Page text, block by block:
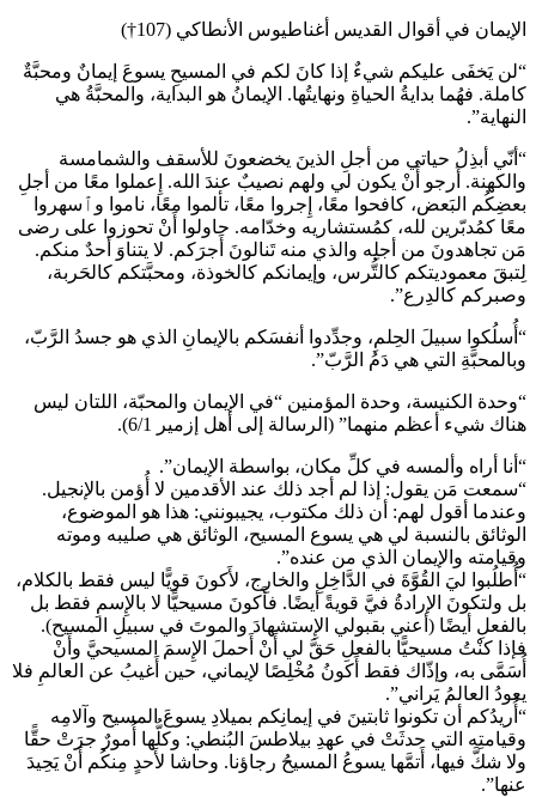
الإيمان في أقوال القديس أغناطيوس الأنطاكي (107†)
“لن يَخفَى عليكم شيءٌ إذا كانَ لكم في المسيحِ يسوعَ إيمانٌ ومحبَّةٌ
كاملة. فهُما بدايةُ الحياةِ ونهايتُها. الإيمانُ هو البداية، والمحبَّةُ هي
النهاية”.
“أنّي أبذِلُ حياتي من أجلِ الذينَ يخضعونَ للأسقف والشمامسة
والكهنة. أَرجو أَنْ يكون لي ولهم نصيبٌ عندَ الله. إِعملوا معًا من أجلِ
بعضِكُم البَعض، كافحوا معًا، إِجروا معًا، تألموا معًا، ناموا وٱسهروا
معًا كمُدبّرين لله، كمُستشاريه وخدّامه. حاولوا أَنْ تحوزوا على رضى
مَن تجاهدونَ من أجلِه والذي منه تَنالونَ أَجرَكم. لا يتناوَ أحدٌ منكم.
لِتبقَ معموديتكم كالتُّرس، وإيمانكم كالخوذة، ومحبَّتكم كالحَربة،
وصبركم كالدِرع”.
“أُسلُكوا سبيلَ الحِلمِ، وجدِّدوا أنفسَكم بالإيمانِ الذي هو جسدُ الرَّبّ،
وبالمحبَّةِ التي هي دَمُ الرَّبّ”.
“وحدة الكنيسة، وحدة المؤمنين “في الإيمان والمحبّة، اللتان ليس
هناك شيء أعظم منهما” (الرسالة إلى أهل إزمير 6/1).
“أنا أراه وألمسه في كلِّ مكان، بواسطة الإيمان”.
“سمعت مَن يقول: إذا لم أجد ذلك عند الأقدمين لا أُؤمن بالإنجيل.
وعندما أقول لهم: أن ذلك مكتوب، يجيبونني: هذا هو الموضوع،
الوثائق بالنسبة لي هي يسوع المسيح، الوثائق هي صليبه وموته
وقيامته والإيمان الذي من عنده”.
“أُطلُبوا ليَ القُوَّةَ في الدَّاخِلِ والخارِج، لأَكونَ قويًّا ليس فقط بالكلام،
بل ولتكونَ الإرادةُ فيَّ قويةً أيضًا. فأَكونَ مسيحيًّا لا بالإِسمِ فقط بل
بالفعلِ أيضًا (أعني بقبولي الإِستشهادَ والموتَ في سبيلِ المسيح).
فإذا كنْتُ مسيحيًّا بالفعلِ حَقَّ لي أَنْ أَحملَ الإِسمَ المسيحيَّ وأَنْ
أُسَمَّى به، وإذّاك فقط أَكونُ مُخْلِصًا لإيماني، حين أَغيبُ عن العالمِ فلا
يعودُ العالمُ يَراني”.
“أُريدُكم أن تكونوا ثابتينَ في إيمانِكم بميلادِ يسوعَ المسيح وآلامِه
وقيامتِه التي حدثَتْ في عهدِ بيلاطسَ البُنطي: وكلُّها أُمورٌ جرَتْ حقًّا
ولا شكَّ فيها، أَتمَّها يسوعُ المسيحُ رجاؤنا. وحاشا لأَحدٍ مِنكُم أَنْ يَحِيدَ
عنها”.